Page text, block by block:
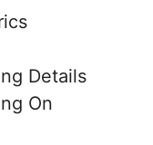
Details
On